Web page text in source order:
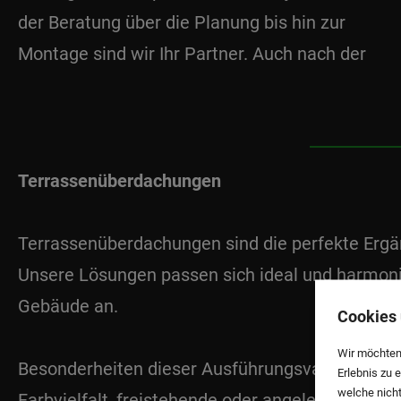
Wir
Erlebnis zu
welche
der Beratung über die Planung bis hin zur
Montage sind wir Ihr Partner. Auch nach der
Terrassenüberdachungen
Terrassenüberdachungen sind die perfekte
Unsere Lösungen passen sich ideal und
Gebäude an.
Besonderheiten dieser Ausführungsvariante: